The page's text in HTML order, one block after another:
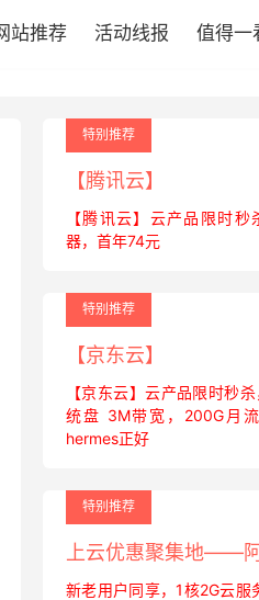
站推荐 活动线报 值得一
特别推荐
【腾讯云】
【腾讯云】云产品限时
器，首年74元
特别推荐
【京东云】
【京东云】云产品限时秒
统盘 3M带宽，200G月
hermes正好
特别推荐
上云优惠聚集地——
新老用户同享，1核2G云